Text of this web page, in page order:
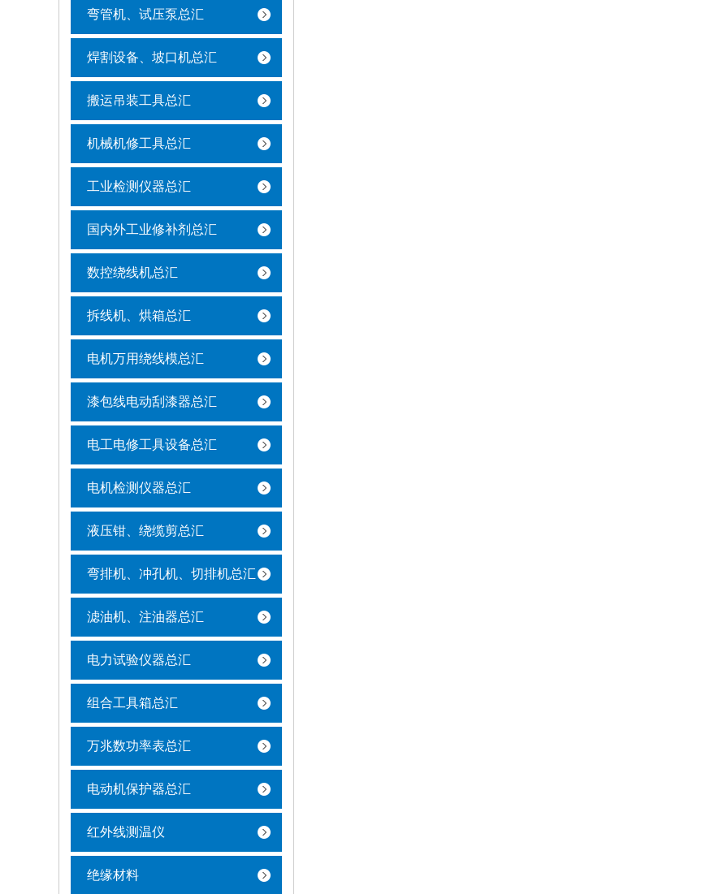
弯管机、试压泵总汇
焊割设备、坡口机总汇
搬运吊装工具总汇
机械机修工具总汇
工业检测仪器总汇
国内外工业修补剂总汇
数控绕线机总汇
拆线机、烘箱总汇
电机万用绕线模总汇
漆包线电动刮漆器总汇
电工电修工具设备总汇
电机检测仪器总汇
液压钳、绕缆剪总汇
弯排机、冲孔机、切排机总汇
滤油机、注油器总汇
电力试验仪器总汇
组合工具箱总汇
万兆数功率表总汇
电动机保护器总汇
红外线测温仪
绝缘材料